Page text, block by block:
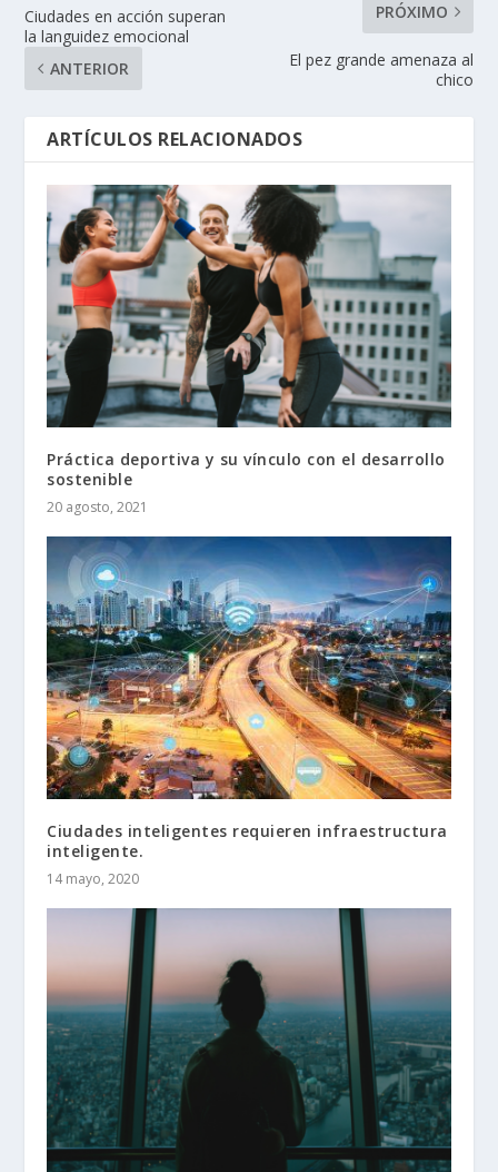
Ciudades en acción superan
la languidez emocional
ANTERIOR
PRÓXIMO
El pez grande amenaza al
chico
ARTÍCULOS RELACIONADOS
Práctica deportiva y su vínculo con el desarrollo
sostenible
20 agosto, 2021
Ciudades inteligentes requieren infraestructura
inteligente.
14 mayo, 2020